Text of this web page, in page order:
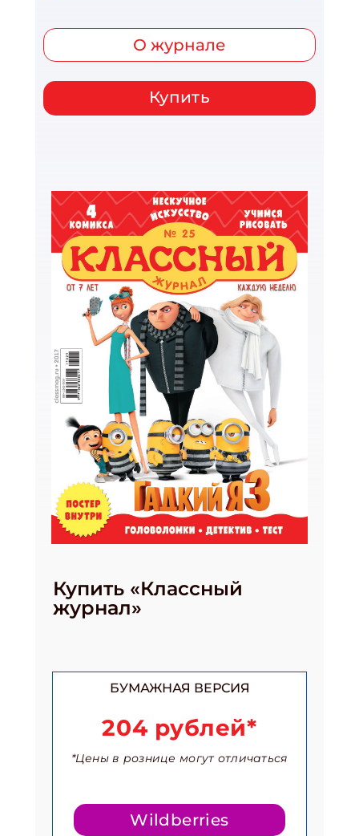
О журнале
Купить
Купить «Классный
журнал»
БУМАЖНАЯ ВЕРСИЯ
204 рублей*
*Цены в рознице могут отличаться
Wildberries